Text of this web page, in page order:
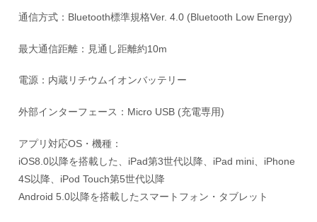
通信方式：Bluetooth標準規格Ver. 4.0 (Bluetooth Low Energy)
最大通信距離：見通し距離約10m
電源：内蔵リチウムイオンバッテリー
外部インターフェース：Micro USB (充電専用)
アプリ対応OS・機種：
iOS8.0以降を搭載した、iPad第3世代以降、iPad mini、iPhone
4S以降、iPod Touch第5世代以降
Android 5.0以降を搭載したスマートフォン・タブレット